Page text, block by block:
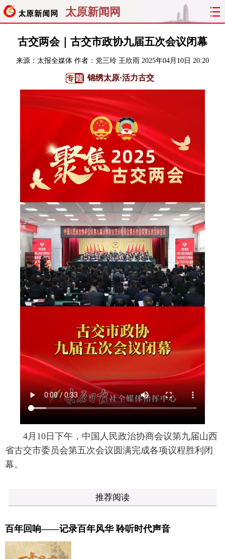
太原新闻网
首页 聚焦 太原 山西
经济 关注 文明 出行
纵横 曝光 综合 专题
理财
晋月读 最太原 网罗民生
太原晚报 热评 社区
古交两会｜古交市政协九届五次会议闭幕
来源： 太报全媒体 作者：党三玲 王欣雨 2025年04月10日 20:20
锦绣太原·活力古交
4月10日下午，中国人民政治协商会议第九届山西
省古交市委员会第五次会议圆满完成各项议程胜利闭
幕。
推荐阅读
百年回响——记录百年风华 聆听时代声音